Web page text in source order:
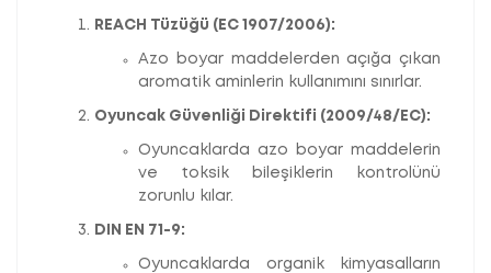
REACH Tüzüğü (EC 1907/2006):
Azo boyar maddelerden açığa çıkan
aromatik aminlerin kullanımını sınırlar.
Oyuncak Güvenliği Direktifi (2009/48/EC):
Oyuncaklarda azo boyar maddelerin
ve toksik bileşiklerin kontrolünü
zorunlu kılar.
DIN EN 71-9:
Oyuncaklarda organik kimyasalların